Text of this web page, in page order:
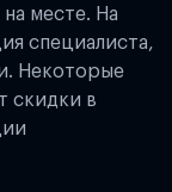
месте. На
специалиста,
Некоторые
скидки в